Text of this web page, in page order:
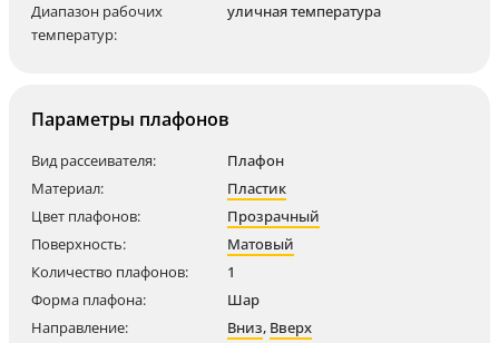
Диапазон рабочих
температур:
уличная температура
Параметры плафонов
Вид рассеивателя:
Плафон
Материал:
Пластик
Цвет плафонов:
Прозрачный
Поверхность:
Матовый
Количество плафонов:
1
Форма плафона:
Шар
Направление:
Вниз, Вверх